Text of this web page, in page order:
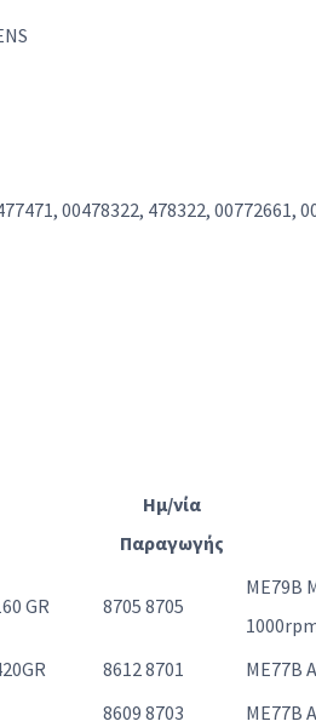
00478322, 478322, 00772661,
Ημ/νία
Παραγωγής
GR 8705 8705
ME79B
8612 8701
ME77B
8609 8703
ME77B